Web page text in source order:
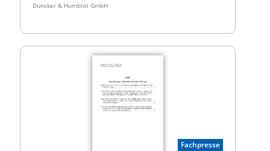
Duncker & Humblot GmbH
Fachpresse